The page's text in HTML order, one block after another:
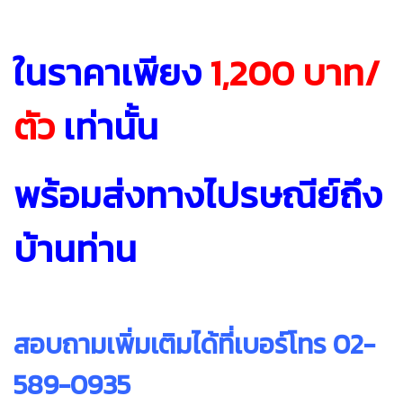
ในราคาเพียง1,200 บาท/
ตัว เท่านั้น
พร้อมส่งทางไปรษณีย์ถึง
บ้านท่าน
สอบถามเพิ่มเติมได้ที่เบอร์โทร 02-
589-0935